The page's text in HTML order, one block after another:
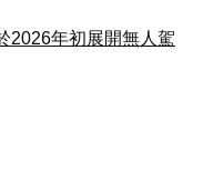
2026年初展開無人駕